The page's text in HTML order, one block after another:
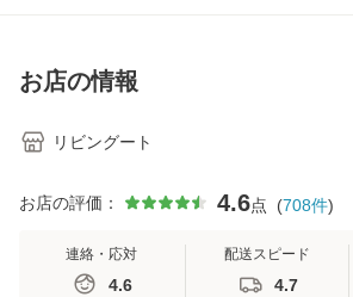
お店の情報
リビングート
お店の評価： 4.6点 (708件)
連絡・応対
4.6
配送スピード
4.7